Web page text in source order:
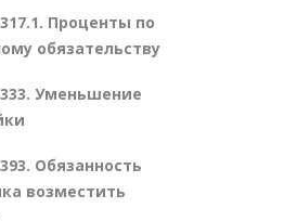
Проценты по
обязательству
Уменьшение
Обязанность
возместить